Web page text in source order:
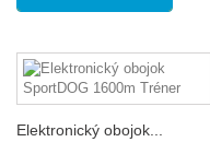
Elektronický obojok...